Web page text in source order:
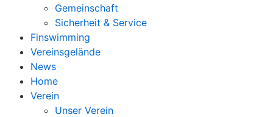
Gemeinschaft
Sicherheit & Service
Finswimming
Vereinsgelände
News
Home
Verein
Unser Verein